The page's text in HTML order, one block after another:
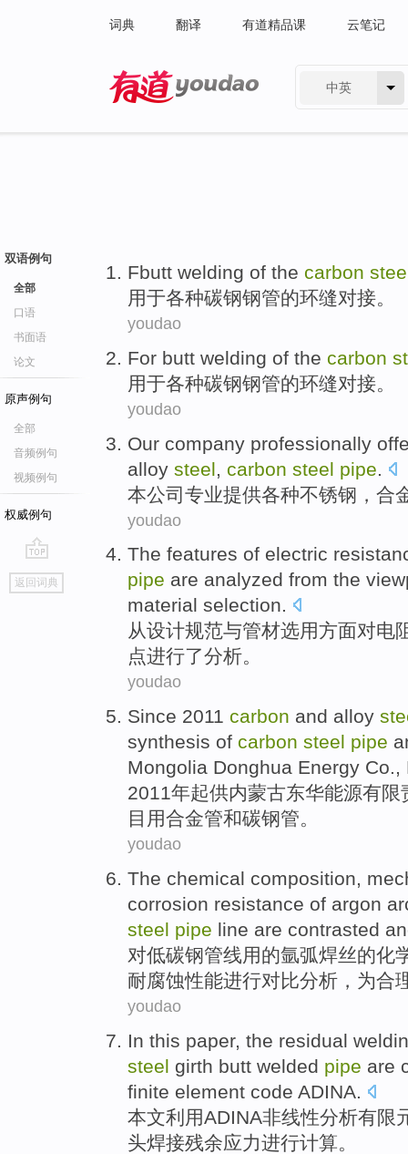
词典 翻译 有道精品课 云笔记
中英
双语例句
全部
口语
书面语
论文
原声例句
全部
音频例句
视频例句
权威例句
go
top
返回词典
Fbutt welding of the carbon
用于各种碳钢钢管的环缝对接。
youdao
For butt welding of the carbon
用于各种碳钢钢管的环缝对接。
youdao
Our company professionally
alloy steel carbon steel pipe
本公司 专业提供各种不锈钢 ， 合
youdao
The features of electric
pipe are analyzed from the
material selection.
从设计规范与管材选用方面对电
点进行了分析。
youdao
Since 2011 carbon and alloy
synthesis of carbon steel pipe
Mongolia Donghua Energy Co.,
2011年起供内蒙古东华能源有限
目 用合金管和碳钢管。
youdao
The chemical composition,
corrosion resistance of argon
steel pipe line are contrasted
对低碳钢管线用的氩弧焊丝的化
耐腐蚀性能进行对比分析， 为合
youdao
In this paper, the residual
steel girth butt welded pipe are
finite element code ADINA.
本文利用ADINA非线性分析有限
头焊接残余应力进行计算。